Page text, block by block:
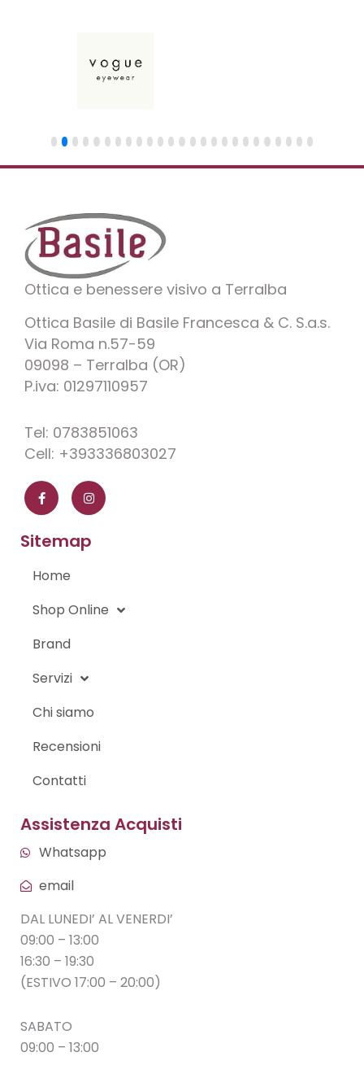
Ottica e benessere visivo a Terralba
Ottica Basile di Basile Francesca & C. S.a.s.
Via Roma n.57-59
09098 – Terralba (OR)
P.iva: 01297110957
Tel: 0783851063
Cell: +393336803027
a
c
e
b
o
-
f
n
s
t
a
r
Sitemap
Home
Shop Online
Brand
Servizi
Chi siamo
Recensioni
Contatti
Assistenza Acquisti
Whatsapp
email
DAL LUNEDI’ AL VENERDI’
09:00 – 13:00
16:30 – 19:30
(ESTIVO 17:00 – 20:00)
SABATO
09:00 – 13:00